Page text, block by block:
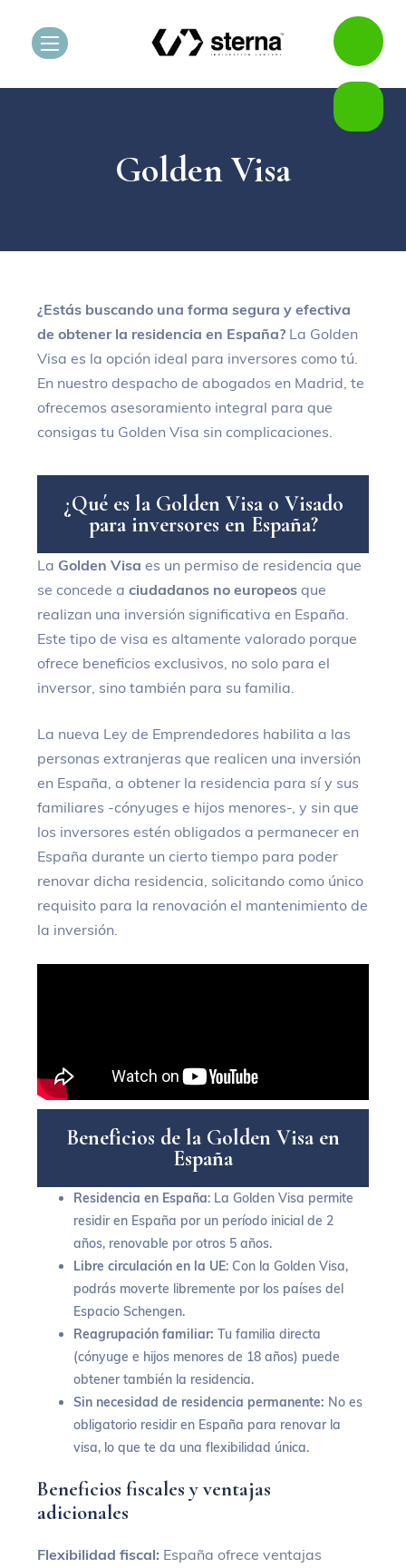
Golden Visa
¿Estás buscando una forma segura y efectiva
de obtener la residencia en España? La Golden
Visa es la opción ideal para inversores como tú.
En nuestro despacho de abogados en Madrid, te
ofrecemos asesoramiento integral para que
consigas tu Golden Visa sin complicaciones.
¿Qué es la Golden Visa o Visado
para inversores en España?
La Golden Visa es un permiso de residencia que
se concede aciudadanos no europeos que
realizan una inversión significativa en España.
Este tipo de visa es altamente valorado porque
ofrece beneficios exclusivos, no solo para el
inversor, sino también para su familia.
La nueva Ley de Emprendedores habilita a las
personas extranjeras que realicen una inversión
en España, a obtener la residencia para sí y sus
familiares -cónyuges e hijos menores-, y sin que
los inversores estén obligados a permanecer en
España durante un cierto tiempo para poder
renovar dicha residencia, solicitando como único
requisito para la renovación el mantenimiento de
la inversión.
Beneficios de la Golden Visa en
España
Residencia en España: La Golden Visa permite
residir en España por un período inicial de 2
años, renovable por otros 5 años.
Libre circulación en la UE: Con la Golden Visa,
podrás moverte libremente por los países del
Espacio Schengen.
Reagrupación familiar: Tu familia directa
(cónyuge e hijos menores de 18 años) puede
obtener también la residencia.
Sin necesidad de residencia permanente: No es
obligatorio residir en España para renovar la
visa, lo que te da una flexibilidad única.
Beneficios fiscales y ventajas
adicionales
Flexibilidad fiscal: España ofrece ventajas